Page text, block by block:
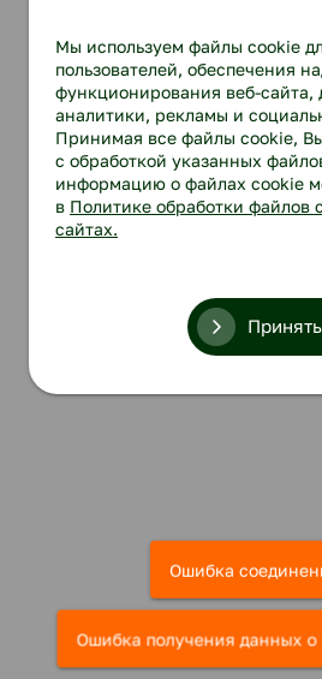
Ошибка
Ошибка получения данных о
Мы используем файлы cookie
пользователей, обеспечения
функционирования веб-сайта,
аналитики, рекламы и
Принимая все файлы cookie,
с обработкой указанных
информацию о файлах cookie
в Политике обработки файлов
сайтах.
Принять